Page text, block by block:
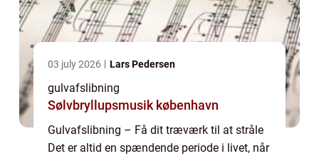
03 july 2026 Lars Pedersen
gulvafslibning
Sølvbryllupsmusik københavn
Gulvafslibning – Få dit træværk til at stråle
Det er altid en spændende periode i livet, når